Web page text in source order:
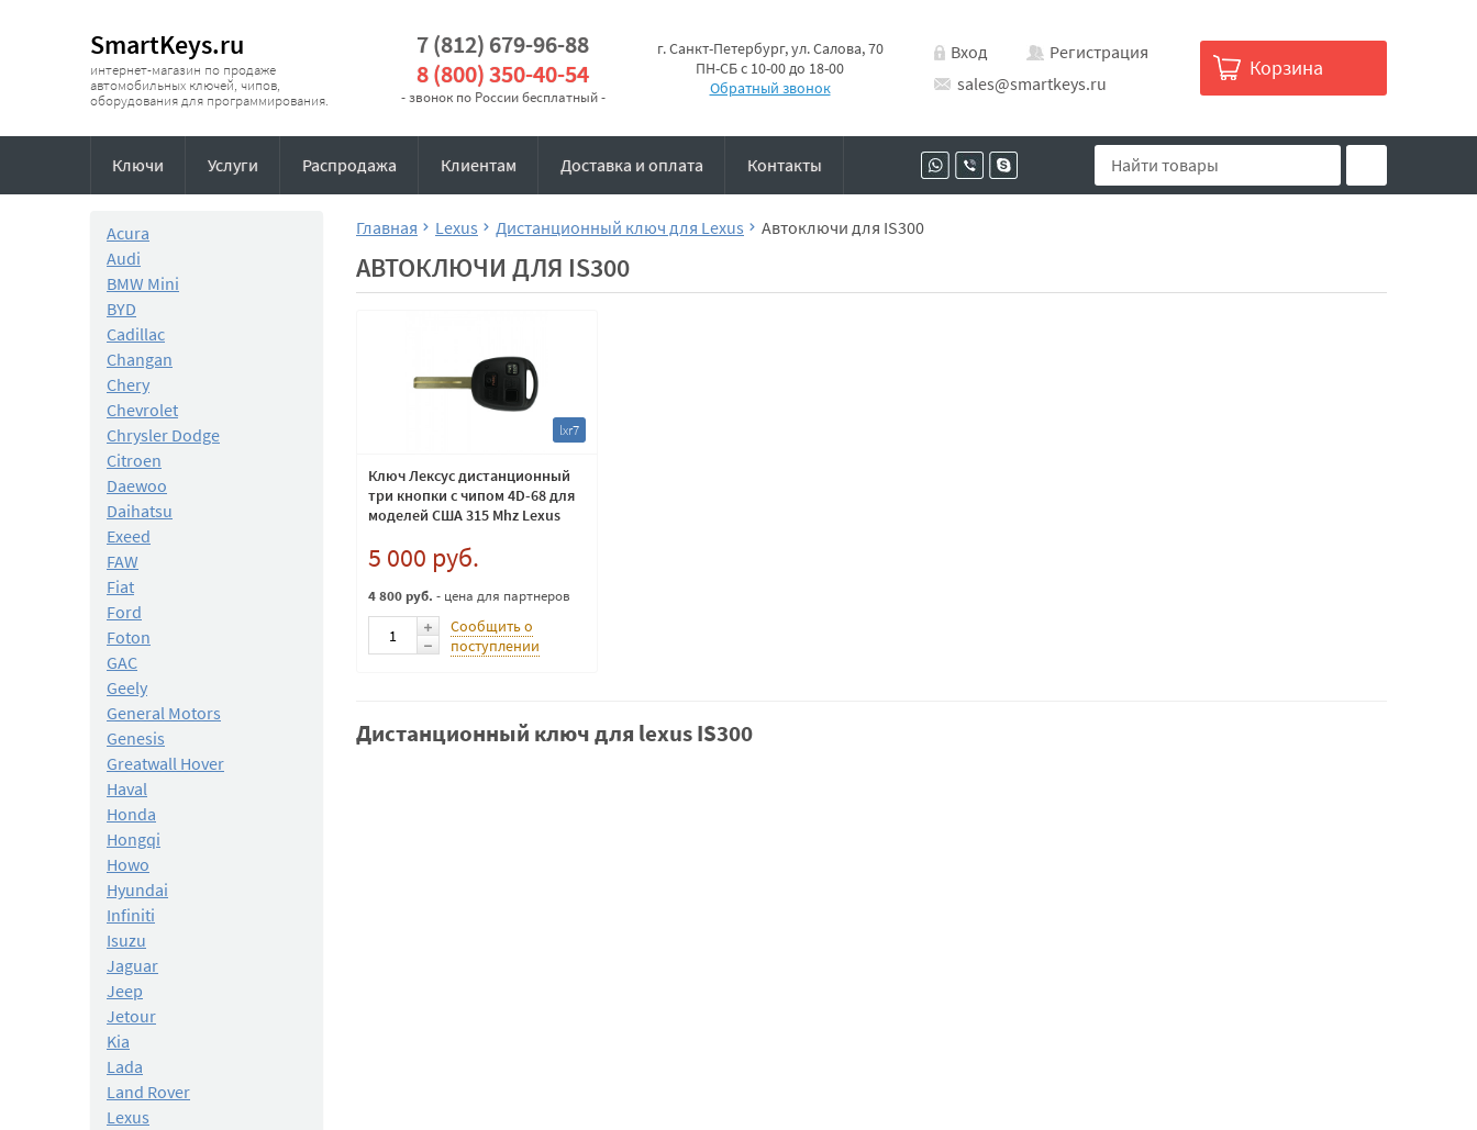
SmartKeys.ru
интернет-магазин по продаже
автомобильных ключей, чипов,
оборудования для программирования.
7 (812) 679-96-88
8 (800) 350-40-54
- звонок по России бесплатный -
г. Санкт-Петербург, ул. Салова, 70
ПН-СБ с 10-00 до 18-00
Обратный звонок
Вход
Регистрация
sales@smartkeys.ru
Корзина
Ключи Услуги Распродажа Клиентам Доставка и оплата Контакты
Acura
Audi
BMW Mini
BYD
Cadillac
Changan
Chery
Chevrolet
Chrysler Dodge
Citroen
Daewoo
Daihatsu
Exeed
FAW
Fiat
Ford
Foton
GAC
Geely
General Motors
Genesis
Greatwall Hover
Haval
Honda
Hongqi
Howo
Hyundai
Infiniti
Isuzu
Jaguar
Jeep
Jetour
Kia
Lada
Land Rover
Lexus
Главная Lexus Дистанционный ключ для Lexus Автоключи для IS300
АВТОКЛЮЧИ ДЛЯ IS300
lxr7
Ключ Лексус дистанционный
три кнопки с чипом 4D-68 для
моделей США 315 Mhz Lexus
5 000 руб.
4 800 руб. - цена для партнеров
Сообщить о
поступлении
Дистанционный ключ для lexus IS300